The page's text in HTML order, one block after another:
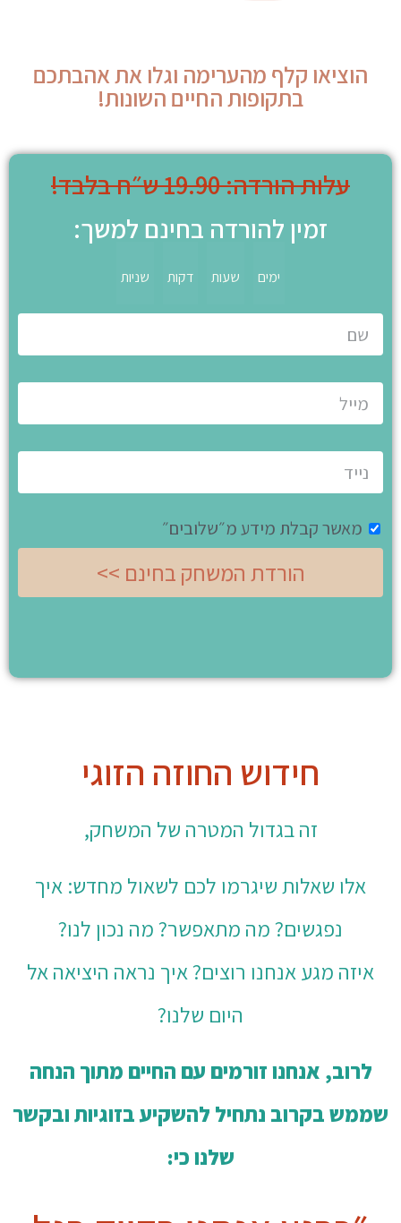
הוציאו קלף מהערימה וגלו את אהבתכם
בתקופות החיים השונות!
עלות הורדה: 19.90 ש״ח בלבד!
זמין להורדה בחינם למשך:
ימים שעות דקות שניות
מאשר קבלת מידע מ״שלובים״
הורדת המשחק בחינם >>
חידוש החוזה הזוגי
זה בגדול המטרה של המשחק,
אלו שאלות שיגרמו לכם לשאול מחדש: איך
נפגשים? מה מתאפשר? מה נכון לנו?
איזה מגע אנחנו רוצים? איך נראה היציאה אל
היום שלנו?
לרוב, אנחנו זורמים עם החיים מתוך הנחה
שממש בקרוב נתחיל להשקיע בזוגיות ובקשר
שלנו כי: